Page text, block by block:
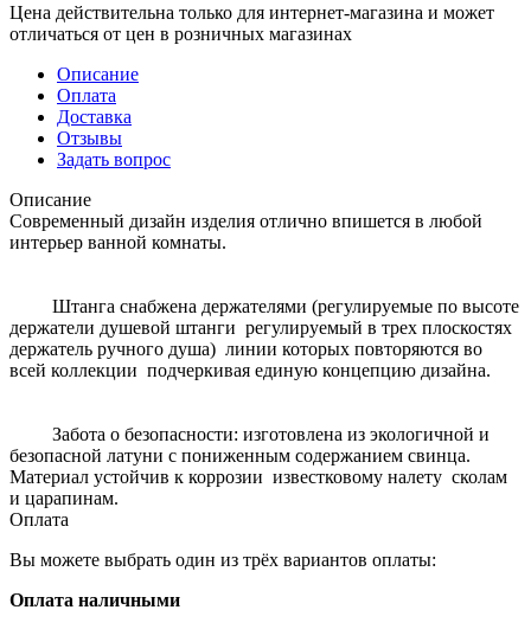
Цена действительна только для интернет-магазина и может
отличаться от цен в розничных магазинах
Описание
Оплата
Доставка
Отзывы
Задать вопрос
Описание
Современный дизайн изделия отлично впишется в любой
интерьер ванной комнаты.
Штанга снабжена держателями (регулируемые по высоте
держатели душевой штанги регулируемый в трех плоскостях
держатель ручного душа) линии которых повторяются во
всей коллекции подчеркивая единую концепцию дизайна.
Забота о безопасности: изготовлена из экологичной и
безопасной латуни с пониженным содержанием свинца.
Материал устойчив к коррозии известковому налету сколам
и царапинам.
Оплата
Вы можете выбрать один из трёх вариантов оплаты:
Оплата наличными